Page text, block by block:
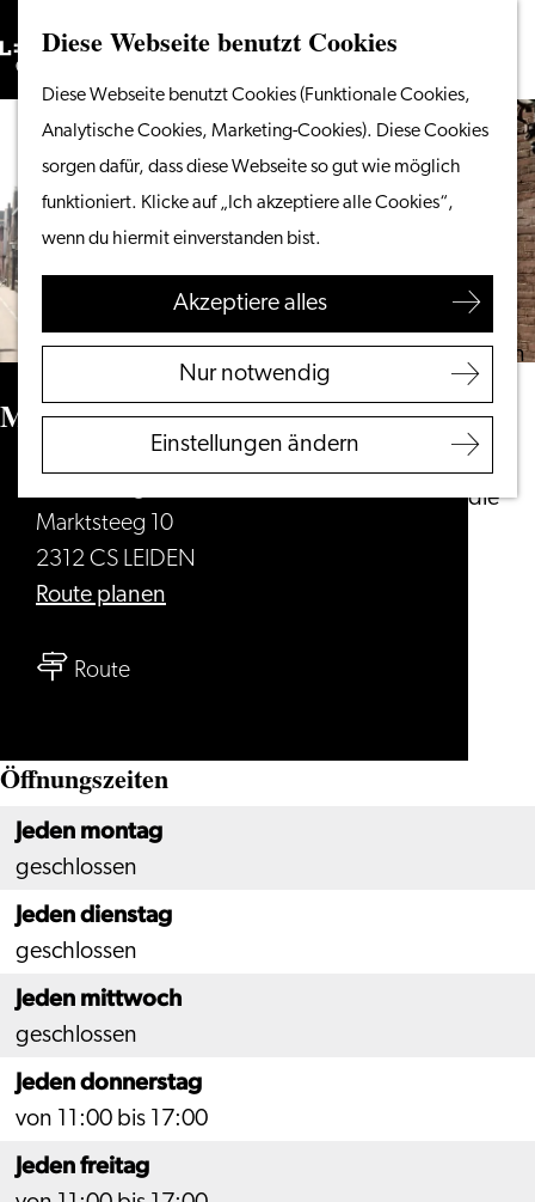
Diese Webseite benutzt Cookies
Diese Webseite benutzt Cookies (Funktionale Cookies,
Analytische Cookies, Marketing-Cookies). Diese Cookies
sorgen dafür, dass diese Webseite so gut wie möglich
funktioniert. Klicke auf „Ich akzeptiere alle Cookies“,
wenn du hiermit einverstanden bist.
Akzeptiere alles
Nur notwendig
Einstellungen ändern
Gehen
Homepage
Menü
Suchen
Vom Wasser aus
Radeln & Wandern
Shoppen
Essen & Trinken
Ihren Besuch planen
Touristeninformation
Leiden
Entdecken Sie die
Suchen
Marktsteeg 10
Marktsteeg 10
2312 CS LEIDEN
Route planen
Routebis
Öffnungszeiten
Jeden montag
geschlossen
Jeden dienstag
geschlossen
Jeden mittwoch
geschlossen
Jeden donnerstag
von 11:00 bis 17:00
Jeden freitag